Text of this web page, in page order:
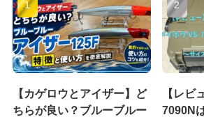
【カゲロウとアイザー】ど
ちらが良い？ブルーブルー
【レビ
7090N